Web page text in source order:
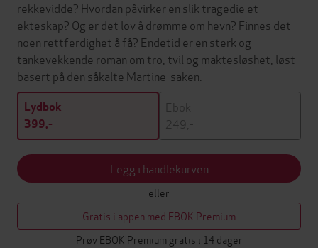
rekkevidde? Hvordan påvirker en slik tragedie et
ekteskap? Og er det lov å drømme om hevn? Finnes det
noen rettferdighet å få? Endetid er en sterk og
tankevekkende roman om tro, tvil og maktesløshet, løst
basert på den såkalte Martine-saken.
Lydbok
399,-
Ebok
249,-
Legg i handlekurven
eller
Gratis i appen med EBOK Premium
Prøv EBOK Premium gratis i 14 dager